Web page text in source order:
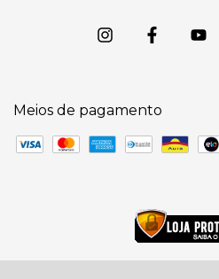
Meios de pagamento